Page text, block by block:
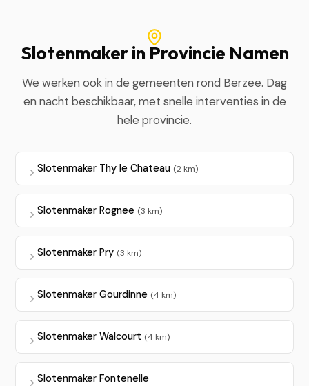
Slotenmaker in Provincie Namen
We werken ook in de gemeenten rond Berzee. Dag
en nacht beschikbaar, met snelle interventies in de
hele provincie.
Slotenmaker Thy le Chateau (2 km)
Slotenmaker Rognee (3 km)
Slotenmaker Pry (3 km)
Slotenmaker Gourdinne (4 km)
Slotenmaker Walcourt (4 km)
Slotenmaker Fontenelle